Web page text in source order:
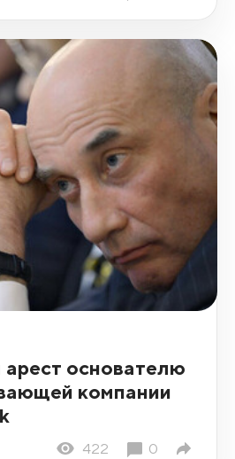
основателю
компании
422 0